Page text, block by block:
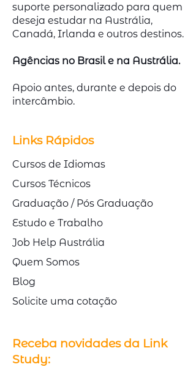
suporte personalizado para quem
deseja estudar na Austrália,
Canadá, Irlanda e outros destinos.
Agências no Brasil e na Austrália.
Apoio antes, durante e depois do
intercâmbio.
Links Rápidos
Cursos de Idiomas
Cursos Técnicos
Graduação / Pós Graduação
Estudo e Trabalho
Job Help Austrália
Quem Somos
Blog
Solicite uma cotação
Receba novidades da Link
Study: